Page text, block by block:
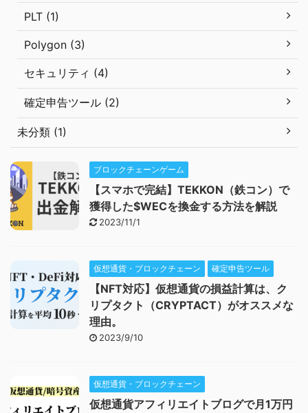
PLT (1)
Polygon (3)
セキュリティ (4)
確定申告ツール (2)
未分類 (1)
ブロックチェーンゲーム
【スマホで完結】TEKKON（鉄コン）で
獲得した$WECを換金する方法を解説
2023/11/1
仮想通貨・ブロックチェーン 確定申告ツール
【NFT対応】仮想通貨の損益計算は、ク
リプタクト（CRYPTACT）がオススメな
理由。
2023/9/10
仮想通貨・ブロックチェーン
仮想通貨アフィリエイトブログで月1万円